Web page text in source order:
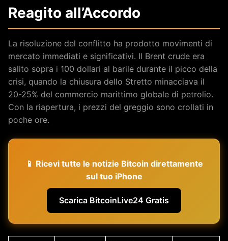
Reagito all’Accordo
La risoluzione del conflitto ha prodotto movimenti di
mercato immediati e significativi. Il Brent crude era
salito sopra i 100 dollari al barile durante il picco della
crisi, quando la chiusura dello Stretto minacciava il
20-25% del commercio marittimo globale di petrolio.
Con la riapertura, i prezzi del greggio sono crollati in
poche ore.
📱 Ricevi tutte le notizie Bitcoin direttamente
sul tuo iPhone
Scarica BitcoinLive24 Gratis